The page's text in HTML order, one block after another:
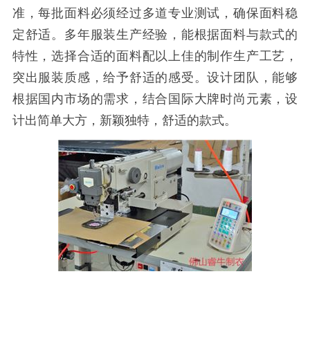
准，每批面料必须经过多道专业测试，确保面料稳
定舒适。多年服装生产经验，能根据面料与款式的
特性，选择合适的面料配以上佳的制作生产工艺，
突出服装质感，给予舒适的感受。设计团队，能够
根据国内市场的需求，结合国际大牌时尚元素，设
计出简单大方，新颖独特，舒适的款式。